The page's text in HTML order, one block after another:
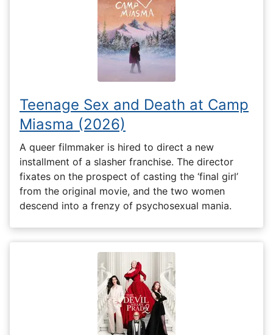
Teenage Sex and Death at Camp
Miasma (2026)
A queer filmmaker is hired to direct a new
installment of a slasher franchise. The director
fixates on the prospect of casting the ‘final girl’
from the original movie, and the two women
descend into a frenzy of psychosexual mania.